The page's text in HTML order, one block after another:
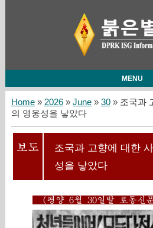
MENU
Home» 2026 » June » 30» 조국과
의 영웅성을 낳았다
조국과 고향에 대한
성을 낳았다
(평양 6월 30일발 로동